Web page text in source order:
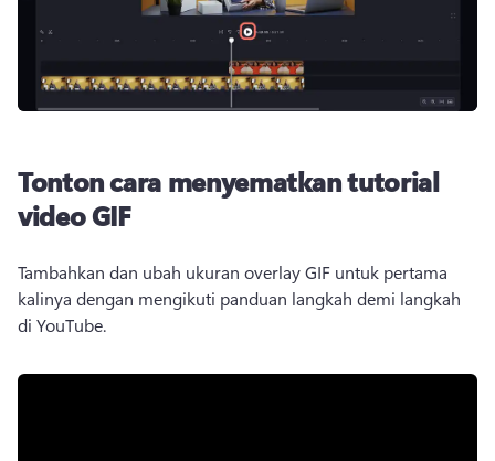
Tonton cara menyematkan tutorial
video GIF
Tambahkan dan ubah ukuran overlay GIF untuk pertama
kalinya dengan mengikuti panduan langkah demi langkah
di YouTube.